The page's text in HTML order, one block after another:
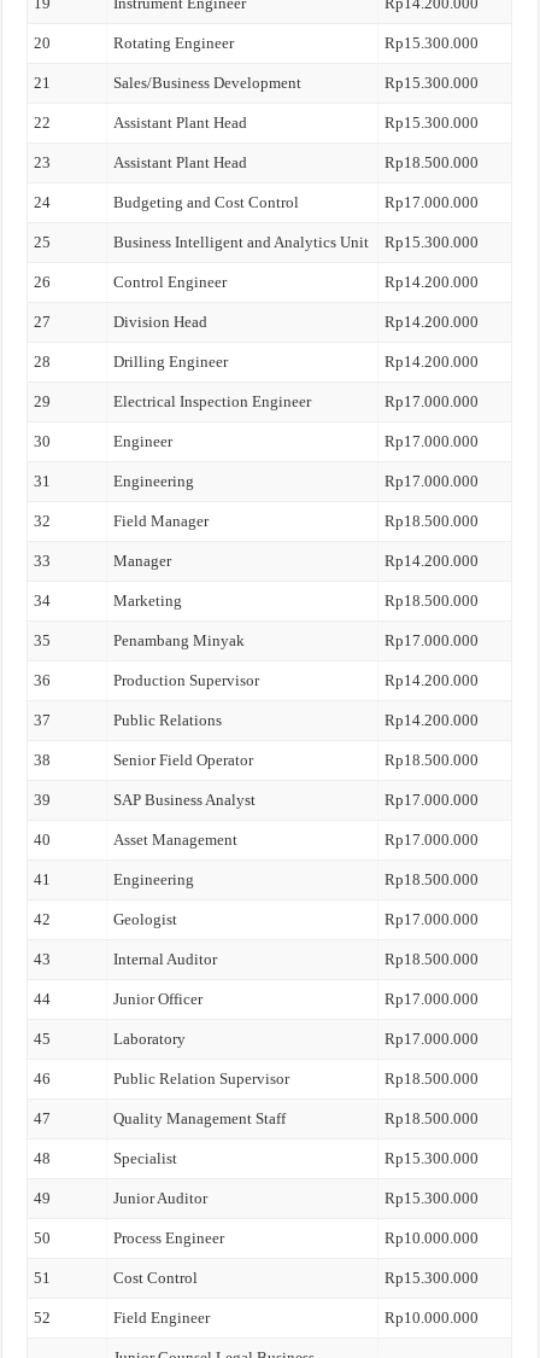
20 Rotating Engineer Rp15.300.000
21 Sales/Business Development Rp15.300.000
22 Assistant Plant Head Rp15.300.000
23 Assistant Plant Head Rp18.500.000
24 Budgeting and Cost Control Rp17.000.000
25 Business Intelligent and Analytics Unit Rp15.300.000
26 Control Engineer Rp14.200.000
27 Division Head Rp14.200.000
28 Drilling Engineer Rp14.200.000
29 Electrical Inspection Engineer Rp17.000.000
30 Engineer Rp17.000.000
31 Engineering Rp17.000.000
32 Field Manager Rp18.500.000
33 Manager Rp14.200.000
34 Marketing Rp18.500.000
35 Penambang Minyak Rp17.000.000
36 Production Supervisor Rp14.200.000
37 Public Relations Rp14.200.000
38 Senior Field Operator Rp18.500.000
39 SAP Business Analyst Rp17.000.000
40 Asset Management Rp17.000.000
41 Engineering Rp18.500.000
42 Geologist Rp17.000.000
43 Internal Auditor Rp18.500.000
44 Junior Officer Rp17.000.000
45 Laboratory Rp17.000.000
46 Public Relation Supervisor Rp18.500.000
47 Quality Management Staff Rp18.500.000
48 Specialist Rp15.300.000
49 Junior Auditor Rp15.300.000
50 Process Engineer Rp10.000.000
51 Cost Control Rp15.300.000
52 Field Engineer Rp10.000.000